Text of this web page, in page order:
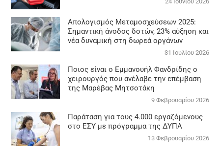
Απολογισμός Μεταμοσχεύσεων 2025:
Σημαντική άνοδος δοτών, 23% αύξηση και
νέα δυναμική στη δωρεά οργάνων
31 Ιουλίου 2026
Ποιος είναι ο Εμμανουήλ Φανδρίδης ο
χειρουργός που ανέλαβε την επέμβαση
της Μαρέβας Μητσοτάκη
9 Φεβρουαρίου 2026
Παράταση για τους 4.000 εργαζόμενους
στο ΕΣΥ με πρόγραμμα της ΔΥΠΑ
13 Φεβρουαρίου 2026